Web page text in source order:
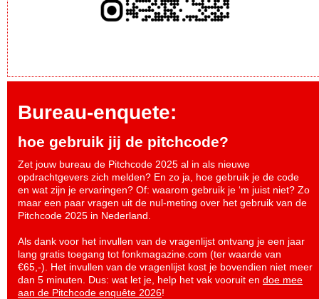
Bureau-enquete:
hoe gebruik jij de pitchcode?
Zet jouw bureau de Pitchcode 2025 al in als nieuwe
opdrachtgevers zich melden? En zo ja, hoe gebruik je de code
en wat zijn je ervaringen? Of: waarom gebruik je ‘m juist niet? Zo
maar een paar vragen uit de nul-meting over het gebruik van de
Pitchcode 2025 in Nederland.
Als dank voor het invullen van de vragenlijst ontvang je een jaar
lang gratis toegang tot fonkmagazine.com (ter waarde van
€65,-). Het invullen van de vragenlijst kost je bovendien niet meer
dan 5 minuten. Dus: wat let je, help het vak vooruit en doe mee
aan de Pitchcode enquête 2026!